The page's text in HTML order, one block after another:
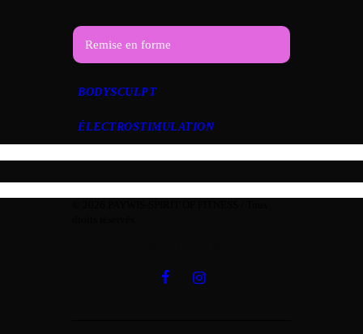
Remise en forme
BODYSCULPT
ÉLECTROSTIMULATION